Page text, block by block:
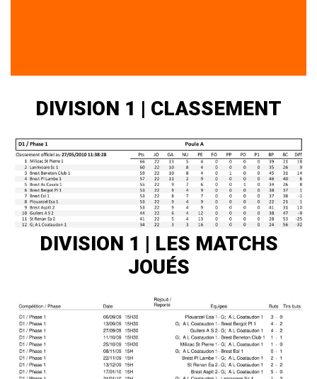
DIVISION 1 | CLASSEMENT
DIVISION 1 | LES MATCHS
JOUÉS